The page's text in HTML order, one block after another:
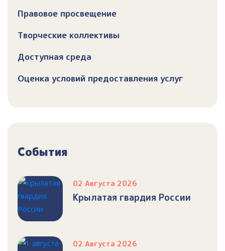
Правовое просвещение
Творческие коллективы
Доступная среда
Оценка условий предоставления услуг
События
02 Августа 2026
Крылатая гвардия России
02 Августа 2026